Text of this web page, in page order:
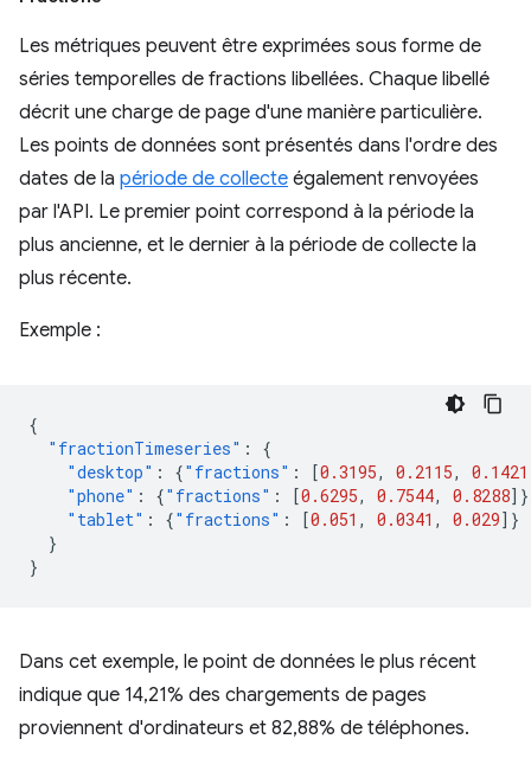
Les métriques peuvent être exprimées sous forme de
séries temporelles de fractions libellées. Chaque libellé
décrit une charge de page d'une manière particulière.
Les points de données sont présentés dans l'ordre des
dates de la période de collecte également renvoyées
par l'API. Le premier point correspond à la période la
plus ancienne, et le dernier à la période de collecte la
plus récente.
Exemple :
{
"fractionTimeseries" :
{
"desktop" : {"fractions" : [0.3195, 0.2115, 0.1421
"phone" : {"fractions" : [0.6295, 0.7544, 0.8288
"tablet" : {"fractions" : [0.051 , 0.0341 , 0.029]}
}
}
Dans cet exemple, le point de données le plus récent
indique que 14,21% des chargements de pages
proviennent d'ordinateurs et 82,88% de téléphones.